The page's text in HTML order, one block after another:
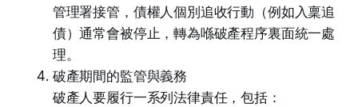
管理署接管，債權人個別追收行動（例如入稟追
債）通常會被停止，轉為喺破產程序裏面統一處
理。
破產期間的監管與義務
破產人要履行一系列法律責任，包括：